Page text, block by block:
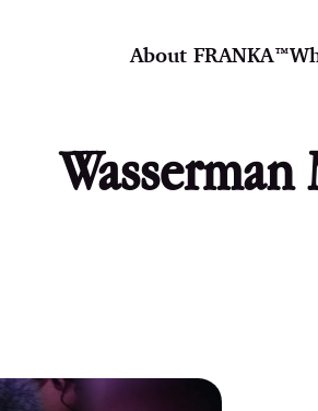
About FRANKA™️
Wasserman